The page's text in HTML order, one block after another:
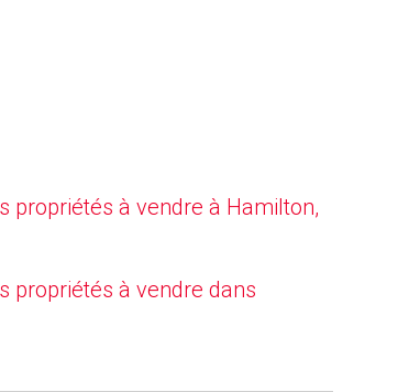
propriétés à vendre à Hamilton,
propriétés à vendre dans